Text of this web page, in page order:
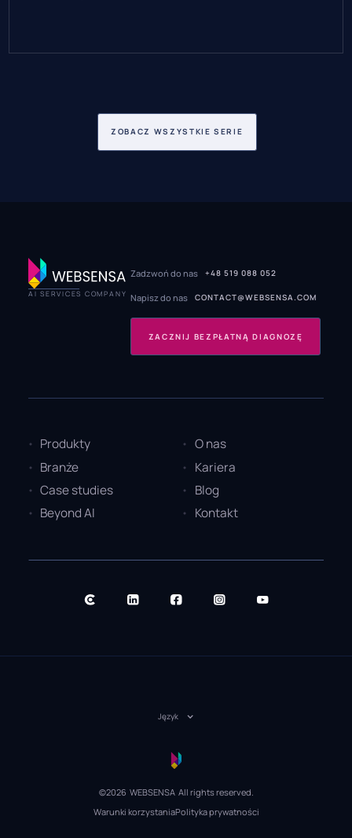
ZOBACZ WSZYSTKIE SERIE
AI SERVICES COMPANY
Zadzwoń do nas +48 519 088 052
Napisz do nas CONTACT@WEBSENSA.COM
ZACZNIJ BEZPŁATNĄ DIAGNOZĘ
Produkty
Branże
Case studies
Beyond AI
O nas
Kariera
Blog
Kontakt
Język
©2026 WEBSENSA All rights reserved.
Warunki korzystaniaPolityka prywatności